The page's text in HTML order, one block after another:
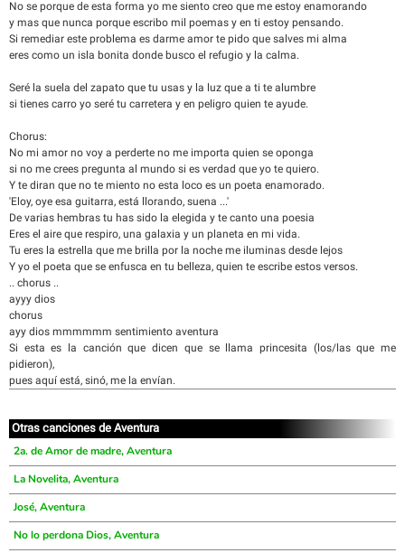
No se porque de esta forma yo me siento creo que me estoy enamorando
y mas que nunca porque escribo mil poemas y en ti estoy pensando.
Si remediar este problema es darme amor te pido que salves mi alma
eres como un isla bonita donde busco el refugio y la calma.
Seré la suela del zapato que tu usas y la luz que a ti te alumbre
si tienes carro yo seré tu carretera y en peligro quien te ayude.
Chorus:
No mi amor no voy a perderte no me importa quien se oponga
si no me crees pregunta al mundo si es verdad que yo te quiero.
Y te diran que no te miento no esta loco es un poeta enamorado.
'Eloy, oye esa guitarra, está llorando, suena ...'
De varias hembras tu has sido la elegida y te canto una poesia
Eres el aire que respiro, una galaxia y un planeta en mi vida.
Tu eres la estrella que me brilla por la noche me iluminas desde lejos
Y yo el poeta que se enfusca en tu belleza, quien te escribe estos versos.
.. chorus ..
ayyy dios
chorus
ayy dios mmmmmm sentimiento aventura
Si esta es la canción que dicen que se llama princesita (los/las que me
pidieron),
pues aquí está, sinó, me la envían.
Otras canciones de Aventura
2a. de Amor de madre, Aventura
La Novelita, Aventura
José, Aventura
No lo perdona Dios, Aventura